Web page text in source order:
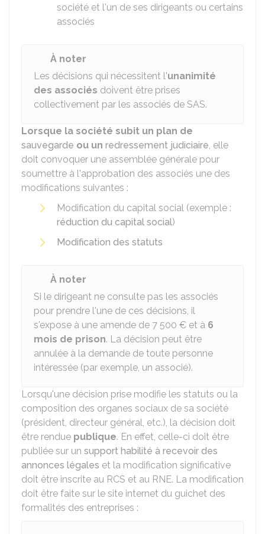
société et l'un de ses dirigeants ou certains
associés
À noter
Les décisions qui nécessitent l'unanimité
des associés doivent être prises
collectivement par les associés de SAS.
Lorsque la société subit un plan de
sauvegarde ou un redressement judiciaire, elle
doit convoquer une assemblée générale pour
soumettre à l'approbation des associés une des
modifications suivantes :
Modification du capital social (exemple :
réduction du capital social)
Modification des statuts
À noter
Si le dirigeant ne consulte pas les associés
pour prendre l'une de ces décisions, il
s'expose à une amende de 7 500 € et à 6
mois de prison. La décision peut être
annulée à la demande de toute personne
intéressée (par exemple, un associé).
Lorsqu'une décision prise modifie les statuts ou la
composition des organes sociaux de sa société
(président, directeur général, etc.), la décision doit
être rendue publique. En effet, celle-ci doit être
publiée sur un support habilité à recevoir des
annonces légales et la modification significative
doit être inscrite au RCS et au RNE. La modification
doit être faite sur le site internet du guichet des
formalités des entreprises :